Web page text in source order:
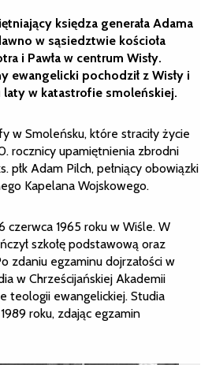
księdza generała Adama
w sąsiedztwie kościoła
i Pawła w centrum Wisły.
ewangelicki pochodził z Wisły i
laty w katastrofie smoleńskiej.
w Smoleńsku, które straciły życie
rocznicy upamiętnienia zbrodni
płk Adam Pilch, pełniący obowiązki
Kapelana Wojskowego.
czerwca 1965 roku w Wiśle. W
szkołę podstawową oraz
zdaniu egzaminu dojrzałości w
w Chrześcijańskiej Akademii
teologii ewangelickiej. Studia
roku, zdając egzamin